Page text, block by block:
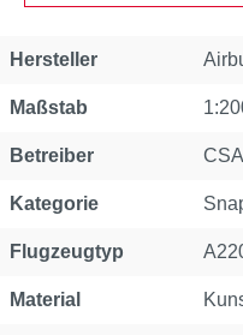
Eigenschaft
Hersteller
Maßstab
Betreiber
Kategorie
Flugzeugtyp
Material